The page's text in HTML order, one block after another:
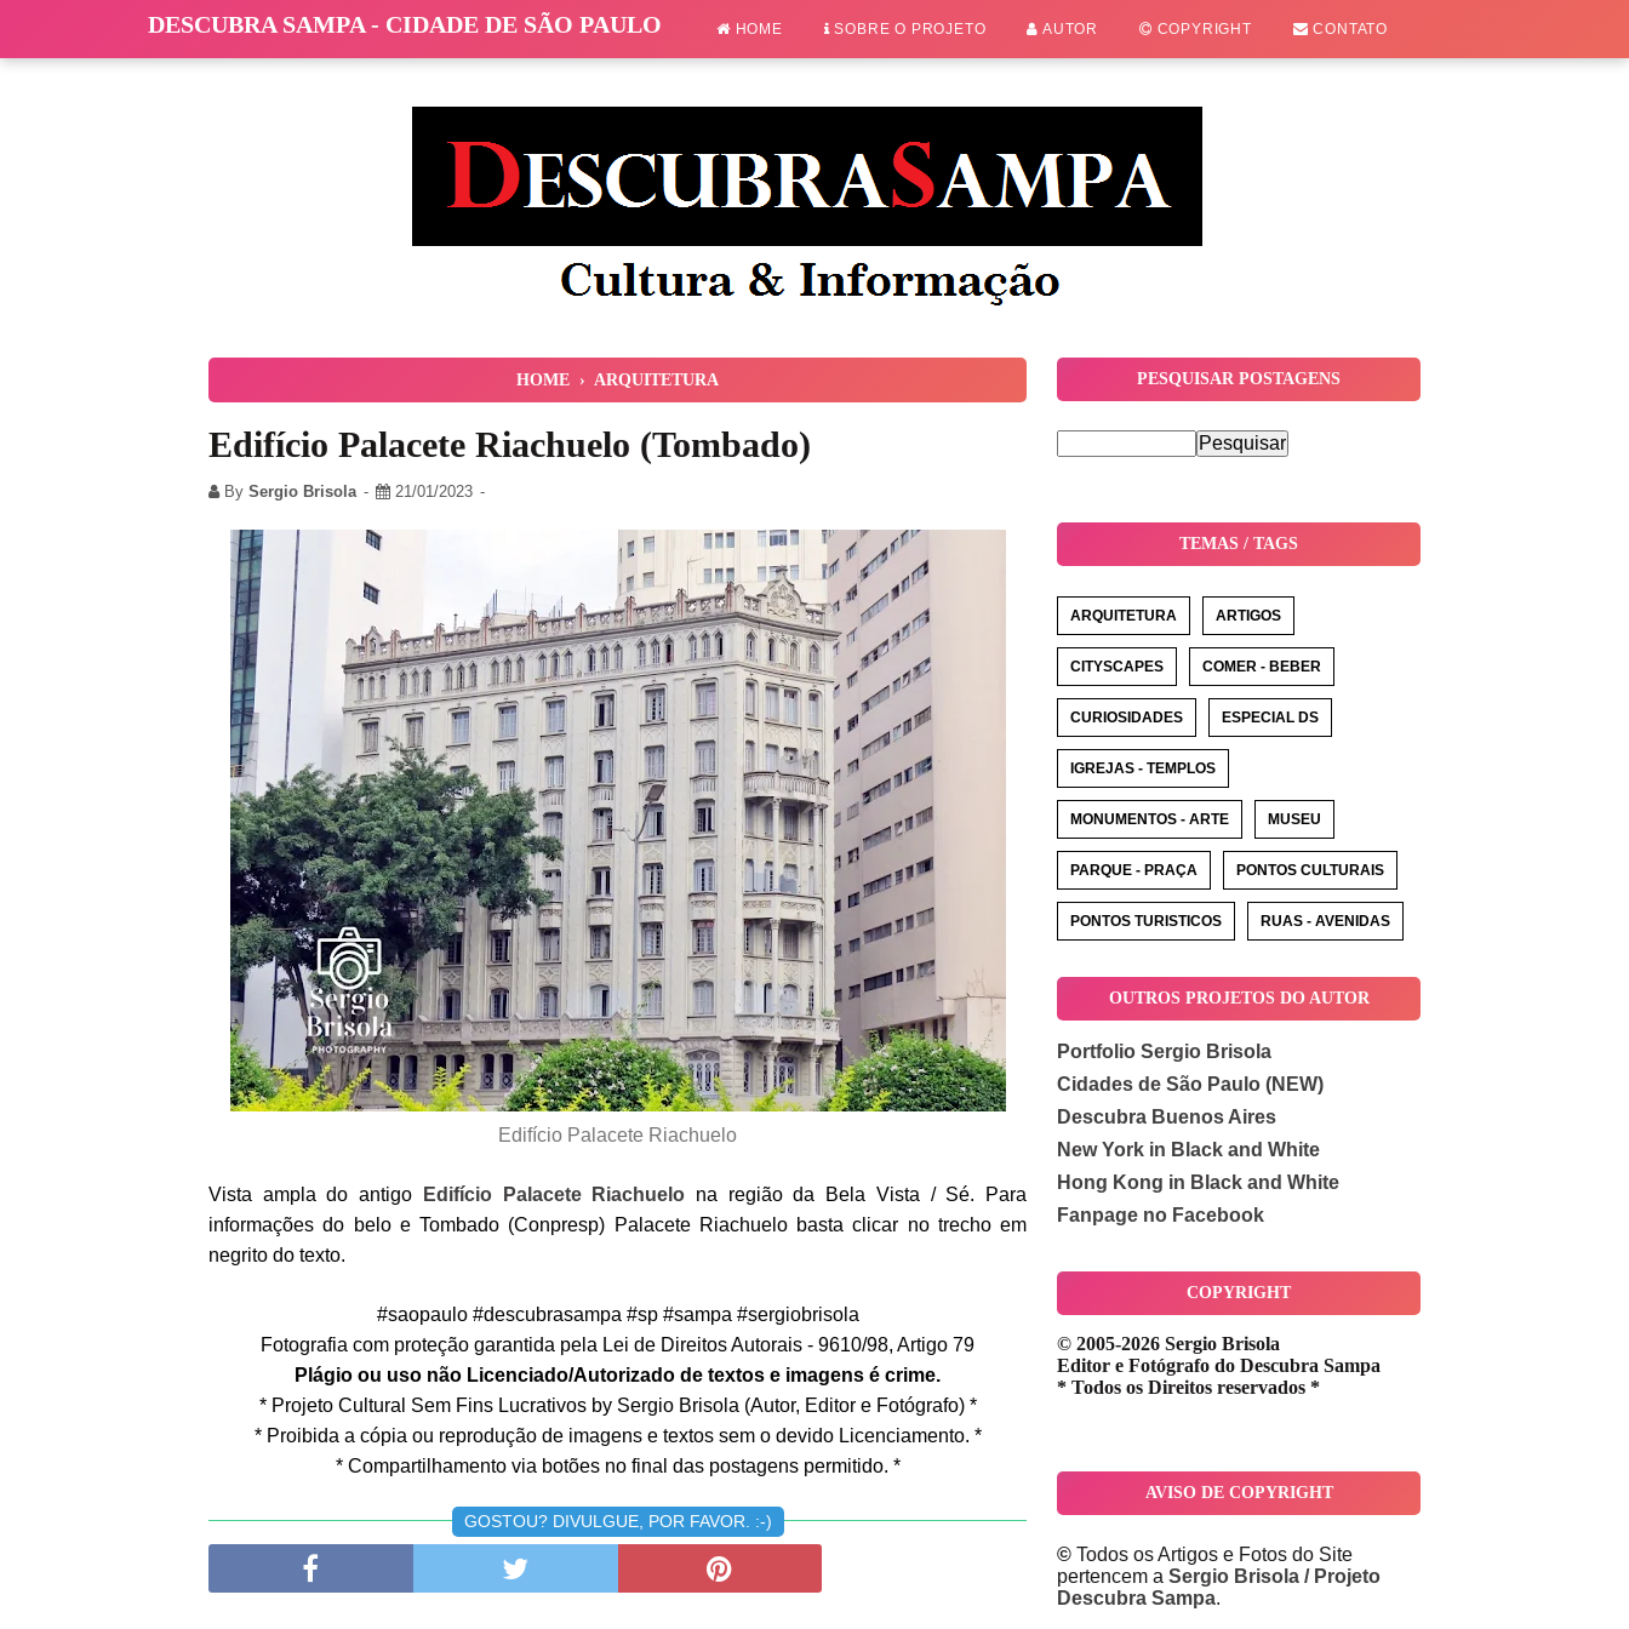
DESCUBRA SAMPA - CIDADE DE SÃO PAULO HOME SOBRE O PROJETO AUTOR COPYRIGHT CONTATO
HOME › ARQUITETURA
Edifício Palacete Riachuelo (Tombado)
By Sergio Brisola 21/01/2023
Edifício Palacete Riachuelo
Vista ampla do antigo Edifício Palacete Riachuelo na região da Bela Vista / Sé. Para
informações do belo e Tombado (Conpresp) Palacete Riachuelo basta clicar no trecho em
negrito do texto.
#saopaulo #descubrasampa #sp #sampa #sergiobrisola
Fotografia com proteção garantida pela Lei de Direitos Autorais - 9610/98, Artigo 79
Plágio ou uso não Licenciado/Autorizado de textos e imagens é crime.
* Projeto Cultural Sem Fins Lucrativos by Sergio Brisola (Autor, Editor e Fotógrafo) *
* Proibida a cópia ou reprodução de imagens e textos sem o devido Licenciamento. *
* Compartilhamento via botões no final das postagens permitido. *
GOSTOU? DIVULGUE, POR FAVOR. :-)
PESQUISAR POSTAGENS
TEMAS / TAGS
ARQUITETURA ARTIGOS
CITYSCAPES COMER - BEBER
CURIOSIDADES ESPECIAL DS
IGREJAS - TEMPLOS
MONUMENTOS - ARTE MUSEU
PARQUE - PRAÇA PONTOS CULTURAIS
PONTOS TURISTICOS RUAS - AVENIDAS
OUTROS PROJETOS DO AUTOR
Portfolio Sergio Brisola
Cidades de São Paulo (NEW)
Descubra Buenos Aires
New York in Black and White
Hong Kong in Black and White
Fanpage no Facebook
COPYRIGHT
© 2005-2026 Sergio Brisola
Editor e Fotógrafo do Descubra Sampa
* Todos os Direitos reservados *
AVISO DE COPYRIGHT
© Todos os Artigos e Fotos do Site
pertencem a Sergio Brisola / Projeto
Descubra Sampa.